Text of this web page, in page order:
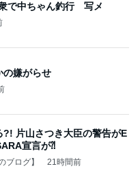
隊4人衆で中ちゃん釣行 写メ
の嫌がらせ
?! 片山さつき大臣の警告がE
宣言が⁈
ブログ】 21時間前